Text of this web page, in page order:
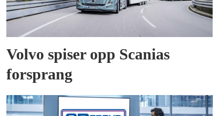
Volvo spiser opp Scanias
forsprang